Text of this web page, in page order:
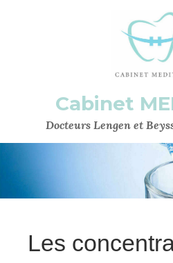
Cabinet
Docteurs Lengen et
Les